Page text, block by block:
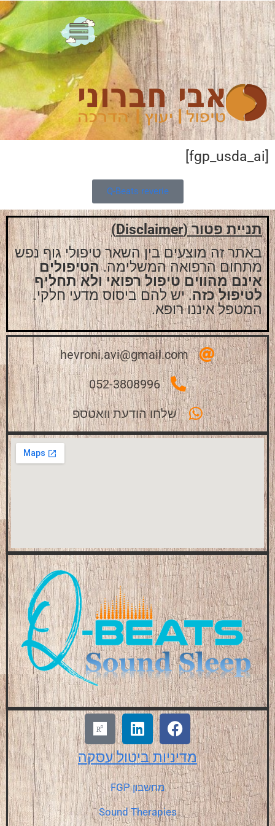
Q-Beats reverie
תניית פטור (Disclaimer)
באתר זה מוצעים בין השאר טיפולי גוף נפש
מתחום הרפואה המשלימה.הטיפולים
אינם מהווים טיפול רפואי ולא תחליף
לטיפול כזה. יש להם ביסוס מדעי חלקי.
המטפל איננו רופא.
hevroni.avi@gmail.com
052-3808996
שלחו הודעת וואטספ
מדיניותביטול עסקה
מחשבון FGP
Sound Therapies